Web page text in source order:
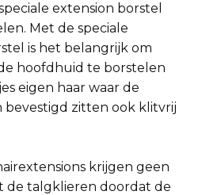
extension borstel
Met de speciale
is het belangrijk om
hoofdhuid te borstelen
eigen haar waar de
bevestigd zitten ook klitvrij
krijgen geen
de talgklieren doordat de